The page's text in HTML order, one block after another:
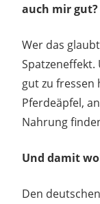
auch mir gut?
Wer das
Spatzeneffekt.
gut zu fressen
Pferdeäpfel,
Nahrung
Und damit
Den